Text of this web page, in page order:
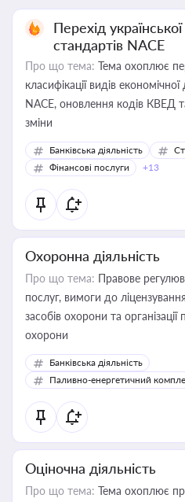
Перехід
стандартів NACE
Про що тема: Тема охоплює
класифікації видів
NACE, оновлення кодів КВЕД
зміни
Банківська діяльність
Фінансові послуги
+13
Охоронна діяльність
Про що тема: Правове
послуг, вимоги до
засобів охорони та організації
охорони
Банківська діяльність
Паливно-енергетичний
Оціночна діяльність
Про що тема: Тема охоплює